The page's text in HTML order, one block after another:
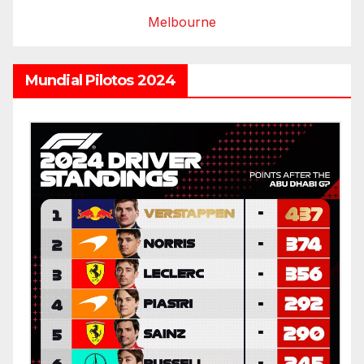
Melbourne
Mundial Pilotos 2024